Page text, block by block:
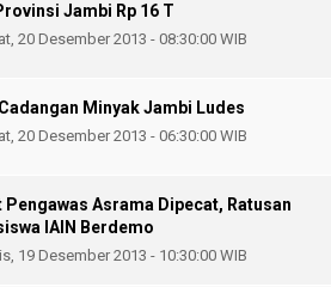
Jambi Rp 16 T
20 Desember 2013 - 08:30:00 WIB
Minyak Jambi Ludes
20 Desember 2013 - 06:30:00 WIB
Pengawas Asrama Dipecat, Ratusan
IAIN Berdemo
19 Desember 2013 - 10:30:00 WIB